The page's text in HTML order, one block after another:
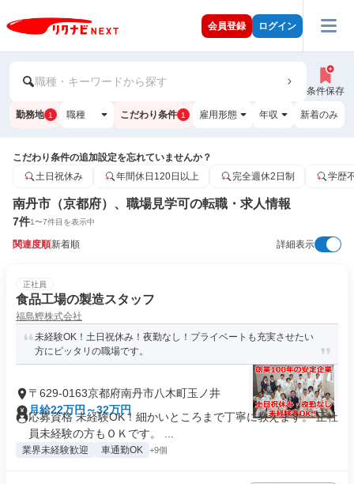
会員登録 ログイン
職種・キーワードから探す
条件保存
勤務地 1 職種 こだわり条件 1 雇用形態 年収 新着のみ
こだわり条件の追加設定を忘れていませんか？
土日祝休み
年間休日120日以上 完全週休2日制 学歴
南丹市（京都府）、職場見学可の転職・求人情報
7件1〜7件目を表示中
関連度順新着順 詳細表示
正社員
食品工場の製造スタッフ
福島鰹株式会社
未経験OK！土日祝休み！夜勤なし！プライベートも充実させたい
方にピッタリの職場です。
〒629-0163京都府南丹市八木町玉ノ井
月給22万円～32万円
応募資格 未経験OK！細かいところまで丁寧に教えます。 正社
員未経験の方もＯＫです。 ...
業界未経験歓迎 車通勤OK +9個